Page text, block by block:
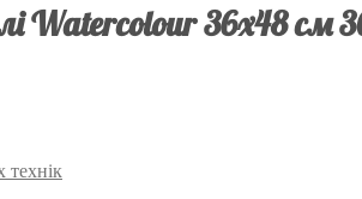
Watercolour 36х48 см